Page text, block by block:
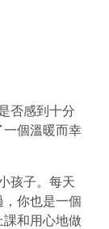
否感到十分
一個溫暖而幸
孩子。每天
，你也是一個
課和用心地做